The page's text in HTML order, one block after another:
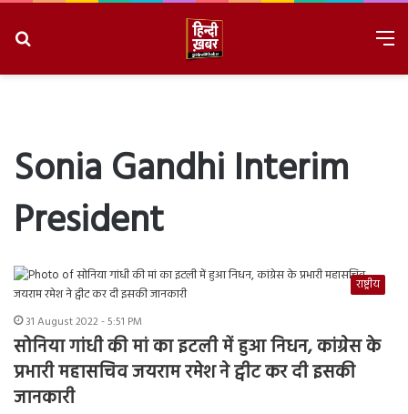
Sonia Gandhi Interim
President
राष्ट्रीय
31 August 2022 - 5:51 PM
सोनिया गांधी की मां का इटली में हुआ निधन, कांग्रेस के
प्रभारी महासचिव जयराम रमेश ने ट्वीट कर दी इसकी
जानकारी